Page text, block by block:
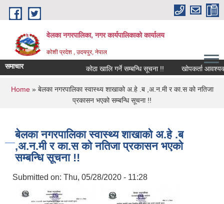
Skip to main content
वेलका नगरपालिका, नगर कार्यपालिकाको कार्यालय
कोशी प्रदेश , उदयपुर, नेपाल
समाचार कोठा खालि गर्ने सम्बन्धि सूचना !! खोपकर्ता आवश्यक्ता
You are here
Home» बेलका नगरपालिका स्वास्थ्य शाखाको अ.हे .ब ,अ.न.मी र का.स को नतिजा
प्रकासन भएको सम्बन्धि सूचना !!
बेलका नगरपालिका स्वास्थ्य शाखाको अ.हे .ब
,अ.न.मी र का.स को नतिजा प्रकासन भएको
सम्बन्धि सूचना !!
Submitted on: Thu, 05/28/2020 - 11:28